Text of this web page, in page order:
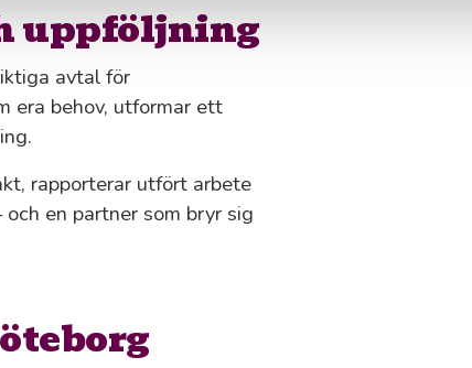
uppföljning
avtal för
era behov, utformar ett
rapporterar utfört arbete
en partner som bryr sig